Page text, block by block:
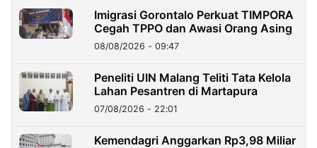
Imigrasi Gorontalo Perkuat TIMPORA
Cegah TPPO dan Awasi Orang Asing
08/08/2026 - 09:47
Peneliti UIN Malang Teliti Tata Kelola
Lahan Pesantren di Martapura
07/08/2026 - 22:01
Kemendagri Anggarkan Rp3,98 Miliar